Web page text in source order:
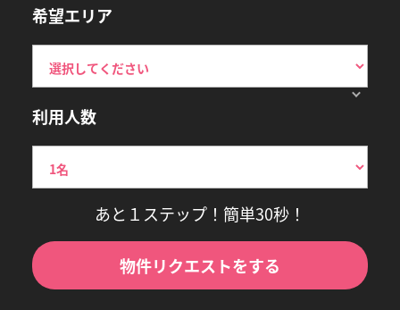
希望エリア
利用人数
あと１ステップ！簡単30秒！
物件リクエストをする